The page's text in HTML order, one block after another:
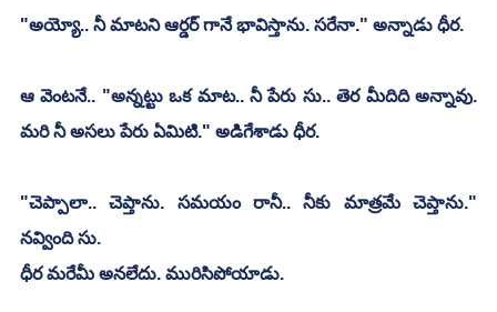
"అయ్యో.. నీ మాటని ఆర్డర్ గానే భావిస్తాను. సరేనా." అన్నాడు ధీర.
ఆ వెంటనే.. "అన్నట్టు ఒక మాట.. నీ పేరు సు.. తెర మీదిది అన్నావు.
మరి నీ అసలు పేరు ఏమిటి." అడిగేశాడు ధీర.
"చెప్పాలా.. చెప్తాను. సమయం రానీ.. నీకు మాత్రమే చెప్తాను."
నవ్వింది సు.
ధీర మరేమీ అనలేదు. మురిసిపోయాడు.